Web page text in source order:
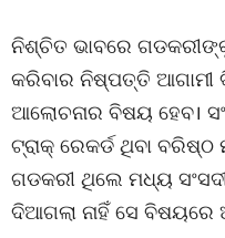
ନିଶ୍ଚିତ ଭାବରେ
କରିବାର ନିଷ୍ପତ୍ତି ଆଗାମୀ
ଆଲୋଚନାର ବିଷୟ ହେବ।
ଟ୍ରାକ୍ ରେକର୍ଡ ଥିବା
ଗଡକରୀ ଥିଲେ ମଧ୍ୟ
ଦିଆଗଲା ନାହିଁ ସେ ବିଷୟରେ